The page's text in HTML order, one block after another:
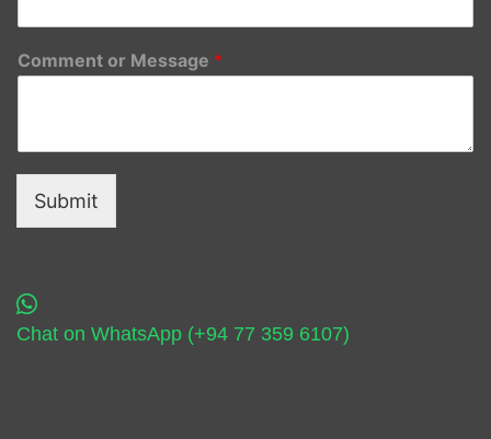
Comment or Message *
Submit
Chat on WhatsApp (+94 77 359 6107)